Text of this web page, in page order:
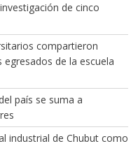
de cinco
compartieron
de la escuela
país se suma a
industrial de Chubut como